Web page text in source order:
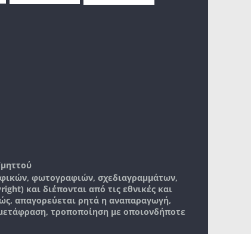
φωτογραφιών, σχεδιαγραμμάτων,
και διέπονται από τις εθνικές και
απαγορεύεται ρητά η αναπαραγωγή,
τροποποίηση με οποιονδήποτε